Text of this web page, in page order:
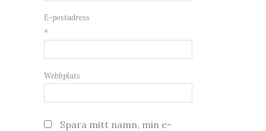
E-postadress
*
Webbplats
Spara mitt namn, min e-